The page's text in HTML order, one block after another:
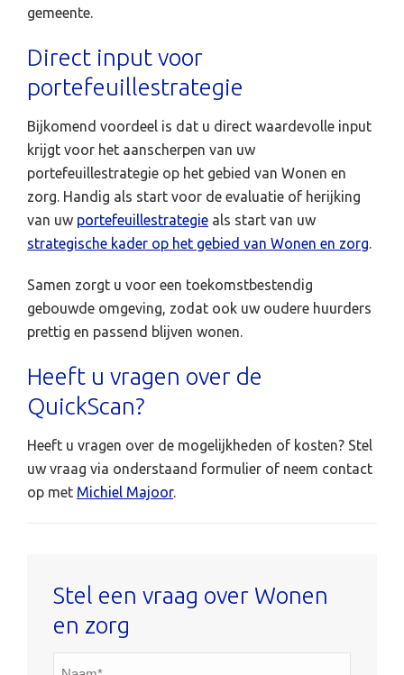
gemeente.
Direct input voor
portefeuillestrategie
Bijkomend voordeel is dat u direct waardevolle input
krijgt voor het aanscherpen van uw
portefeuillestrategie op het gebied van Wonen en
zorg. Handig als start voor de evaluatie of herijking
van uw portefeuillestrategie als start van uw
strategische kader op het gebied van Wonen en zorg.
Samen zorgt u voor een toekomstbestendig
gebouwde omgeving, zodat ook uw oudere huurders
prettig en passend blijven wonen.
Heeft u vragen over de
QuickScan?
Heeft u vragen over de mogelijkheden of kosten? Stel
uw vraag via onderstaand formulier of neem contact
op met Michiel Majoor.
Stel een vraag over Wonen
en zorg